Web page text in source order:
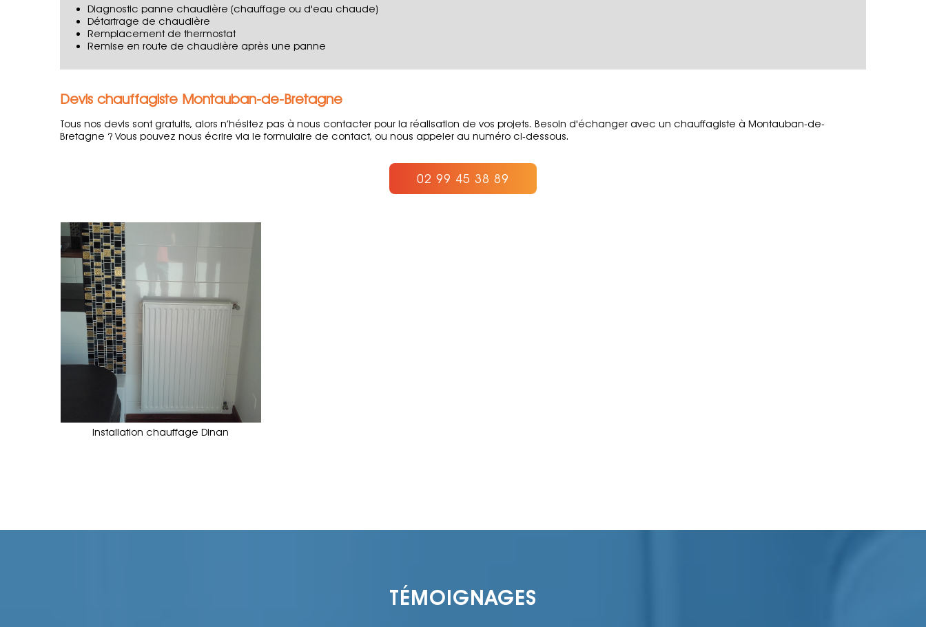
Diagnostic panne chaudière (chauffage ou d'eau chaude)
Détartrage de chaudière
Remplacement de thermostat
Remise en route de chaudière après une panne
Devis chauffagiste Montauban-de-Bretagne
Tous nos devis sont gratuits, alors n’hésitez pas à nous contacter pour la réalisation de vos projets. Besoin d'échanger avec un chauffagiste à Montauban-de-
Bretagne ? Vous pouvez nous écrire via le formulaire de contact, ou nous appeler au numéro ci-dessous.
02 99 45 38 89
Installation chauffage Dinan
TÉMOIGNAGES